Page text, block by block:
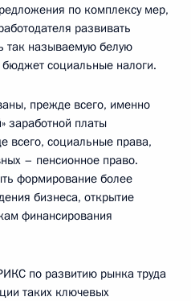
по комплексу мер,
развивать
так называемую белую
бюджет социальные налоги.
прежде всего, именно
заработной платы
всего, социальные права,
– пенсионное право.
формирование более
бизнеса, открытие
финансирования
по развитию рынка труда
таких ключевых